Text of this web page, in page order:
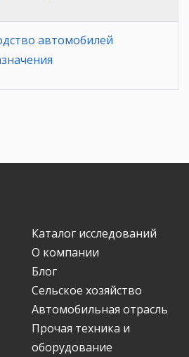
автомобилей
Каталог исследований
О компании
Блог
Сельское хозяйство
Автомобильная отрасль
Прочая техника и
оборудование